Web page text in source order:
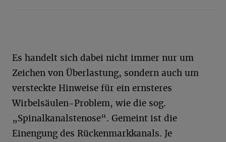
Es handelt sich dabei nicht immer nur um
Zeichen von Überlastung, sondern auch um
versteckte Hinweise für ein ernsteres
Wirbelsäulen-Problem, wie die sog.
„Spinalkanalstenose“. Gemeint ist die
Einengung des Rückenmarkkanals. Je